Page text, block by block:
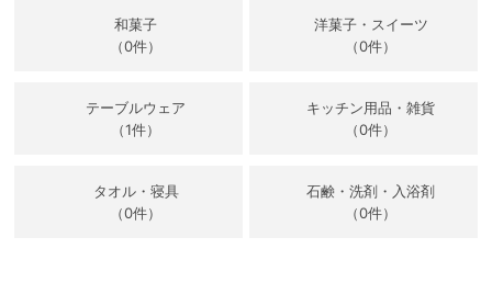
和菓子
（0件）
洋菓子・スイーツ
（0件）
テーブルウェア
（1件）
キッチン用品・雑貨
（0件）
タオル・寝具
（0件）
石鹸・洗剤・入浴剤
（0件）